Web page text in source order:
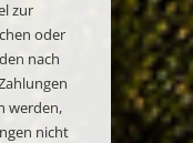
zur
oder
nach
werden,
nicht